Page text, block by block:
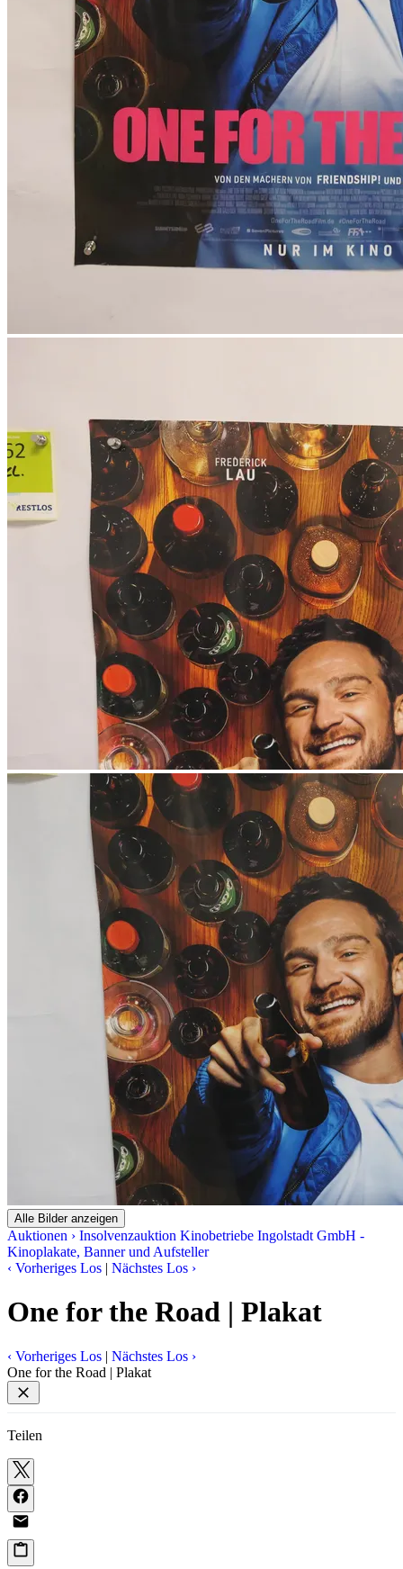
Alle Bilder anzeigen
Auktionen › Insolvenzauktion Kinobetriebe Ingolstadt GmbH -
Kinoplakate, Banner und Aufsteller
‹ Vorheriges Los | Nächstes Los ›
One for the Road | Plakat
‹ Vorheriges Los | Nächstes Los ›
One for the Road | Plakat
Teilen